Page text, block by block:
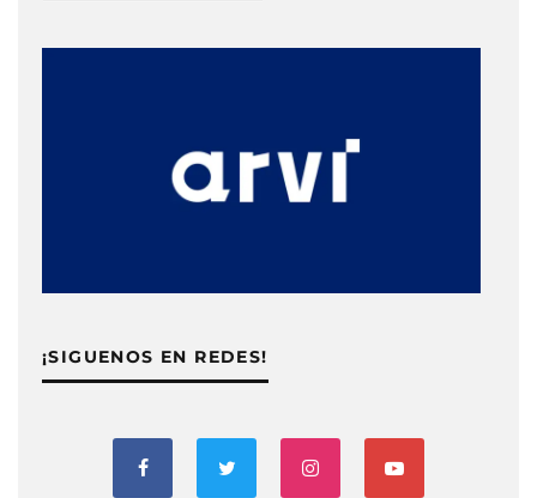
¡SIGUENOS EN REDES!